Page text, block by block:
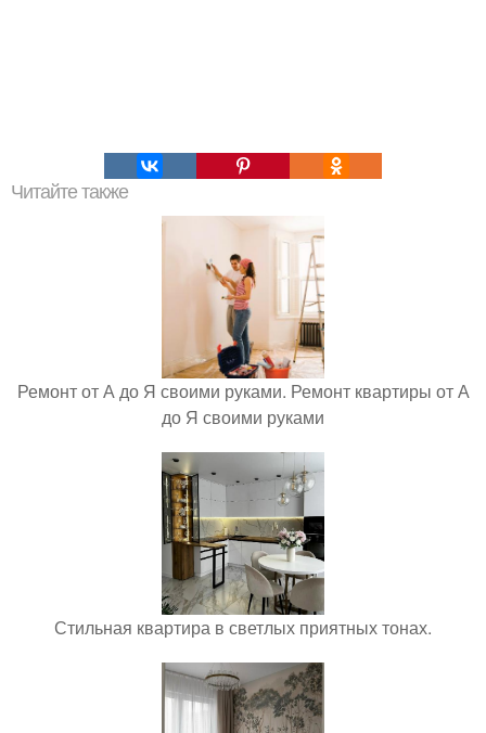
Читайте также
Ремонт от А до Я своими руками. Ремонт квартиры от А
до Я своими руками
Стильная квартира в светлых приятных тонах.